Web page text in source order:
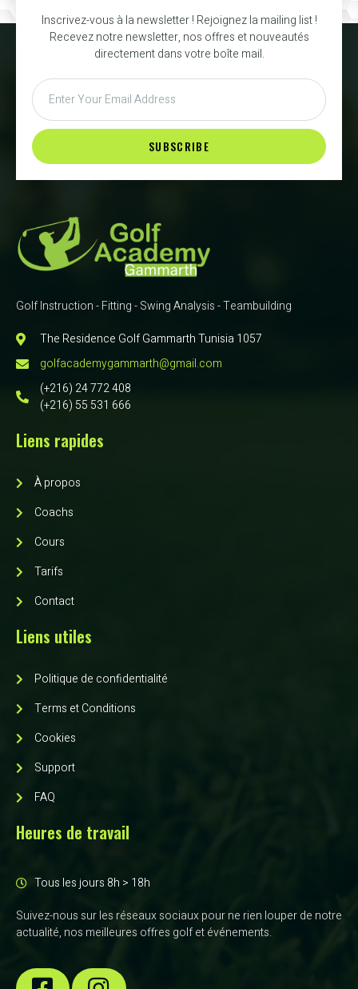
Inscrivez-vous à la newsletter ! Rejoignez la mailing list !
Recevez notre newsletter, nos offres et nouveautés
directement dans votre boîte mail.
SUBSCRIBE
Golf Instruction - Fitting - Swing Analysis - Teambuilding
The Residence Golf Gammarth Tunisia 1057
golfacademygammarth@gmail.com
(+216) 24 772 408
(+216) 55 531 666
Liens rapides
À propos
Coachs
Cours
Tarifs
Contact
Liens utiles
Politique de confidentialité
Terms et Conditions
Cookies
Support
FAQ
Heures de travail
Tous les jours 8h > 18h
Suivez-nous sur les réseaux sociaux pour ne rien louper de notre
actualité, nos meilleures offres golf et événements.